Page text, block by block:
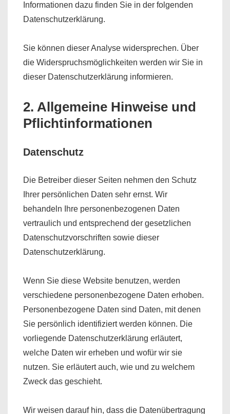
Informationen dazu finden Sie in der folgenden
Datenschutzerklärung.
Sie können dieser Analyse widersprechen. Über
die Widerspruchsmöglichkeiten werden wir Sie in
dieser Datenschutzerklärung informieren.
2. Allgemeine Hinweise und
Pflichtinformationen
Datenschutz
Die Betreiber dieser Seiten nehmen den Schutz
Ihrer persönlichen Daten sehr ernst. Wir
behandeln Ihre personenbezogenen Daten
vertraulich und entsprechend der gesetzlichen
Datenschutzvorschriften sowie dieser
Datenschutzerklärung.
Wenn Sie diese Website benutzen, werden
verschiedene personenbezogene Daten erhoben.
Personenbezogene Daten sind Daten, mit denen
Sie persönlich identifiziert werden können. Die
vorliegende Datenschutzerklärung erläutert,
welche Daten wir erheben und wofür wir sie
nutzen. Sie erläutert auch, wie und zu welchem
Zweck das geschieht.
Wir weisen darauf hin, dass die Datenübertragung